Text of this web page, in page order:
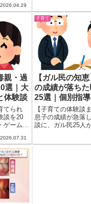
2026.04.29
に合う店わからな
ありvs子なしのリ
係の本音、ライフ
っても付き合い続
親・過
選｜大
体験談
てられ
談を20
ゲーム禁
ってから
着、そし
の子育て
出てこな
て紹介し
2026.07.31
子育て
【ガル民の知
の成績が落ち
25選｜個別指
内申点対策まと
【子育ての体験談
息子の成績が急落
談に、ガル民25人
申点・推薦対策の